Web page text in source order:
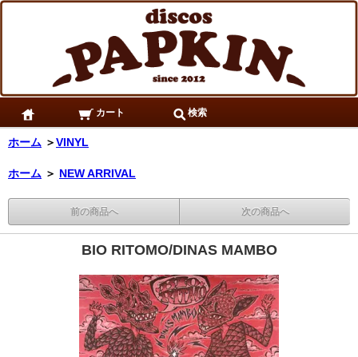
カート 検索
ホーム ＞VINYL
ホーム ＞ NEW ARRIVAL
前の商品へ 次の商品へ
BIO RITOMO/DINAS MAMBO